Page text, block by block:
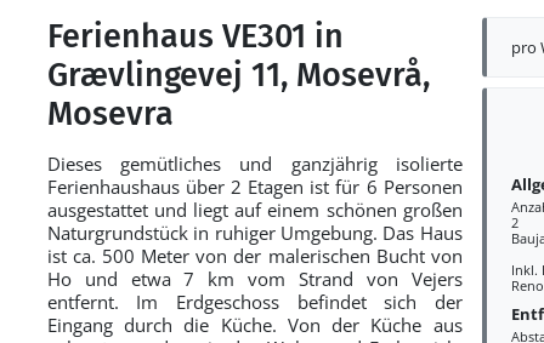
pro
2
Inkl.
Ferienhaus VE301 in
Grævlingevej 11, Mosevrå,
Mosevra
Dieses gemütliches und ganzjährig isolierte
Ferienhaushaus über 2 Etagen ist für 6 Personen
ausgestattet und liegt auf einem schönen großen
Naturgrundstück in ruhiger Umgebung. Das Haus
ist ca. 500 Meter von der malerischen Bucht von
Ho und etwa 7 km vom Strand von Vejers
entfernt. Im Erdgeschoss befindet sich der
Eingang durch die Küche. Von der Küche aus